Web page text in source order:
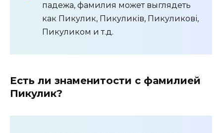
падежа, фамилия может выглядеть
как Пикулик, Пикуликів, Пикуликові,
Пикуликом и т.д.
Есть ли знаменитости с фамилией
Пикулик?